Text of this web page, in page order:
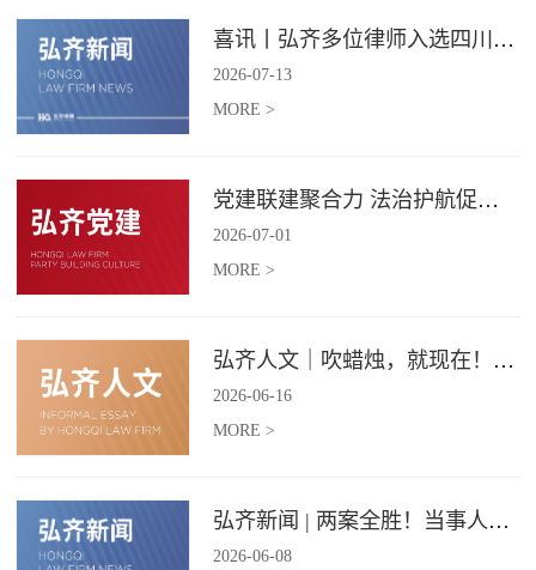
喜讯丨弘齐多位律师入选四川省破产管理人协会工作委员会委员
2026-07-13
MORE >
党建联建聚合力 法治护航促振兴 | 弘齐律所党支部与龙星村党委联合开展庆 “七一” 主题党日活动
2026-07-01
MORE >
弘齐人文｜吹蜡烛，就现在！弘齐第二季度生日会如约而至
2026-06-16
MORE >
弘齐新闻 | 两案全胜！当事人赠 “律法精湛 不负重托” 锦旗致谢
2026-06-08